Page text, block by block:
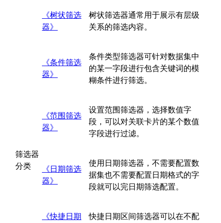
筛选器
分类
《树状筛选
器》
树状筛选器通常用于展示有层级
关系的筛选内容。
《条件筛选
器》
条件类型筛选器可针对数据集中
的某一字段进行包含关键词的模
糊条件进行筛选。
《范围筛选
器》
设置范围筛选器，选择数值字
段，可以对关联卡片的某个数值
字段进行过滤。
《日期筛选
器》
使用日期筛选器，不需要配置数
据集也不需要配置日期格式的字
段就可以完日期筛选配置。
《快捷日期
快捷日期区间筛选器可以在不配